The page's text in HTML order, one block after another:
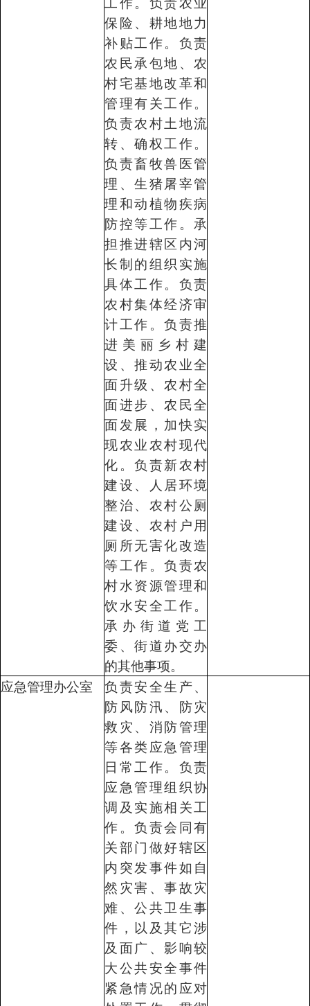
保险、耕地地力
补贴工作。负责
农民承包地、农
村宅基地改革和
管理有关工作。
负责农村土地流
转、确权工作。
负责畜牧兽医管
理、生猪屠宰管
理和动植物疾病
防控等工作。承
担推进辖区内河
长制的组织实施
具体工作。负责
农村集体经济审
计工作。负责推
进美丽乡村建
设、推动农业全
面升级、农村全
面进步、农民全
面发展，加快实
现农业农村现代
化。负责新农村
建设、人居环境
整治、农村公厕
建设、农村户用
厕所无害化改造
等工作。负责农
村水资源管理和
饮水安全工作。
承办街道党工
委、街道办交办
的其他事项。
应急管理办公室
负责安全生产、
防风防汛、防灾
救灾、消防管理
等各类应急管理
日常工作。负责
应急管理组织协
调及实施相关工
作。负责会同有
关部门做好辖区
内突发事件如自
然灾害、事故灾
难、公共卫生事
件，以及其它涉
及面广、影响较
大公共安全事件
紧急情况的应对